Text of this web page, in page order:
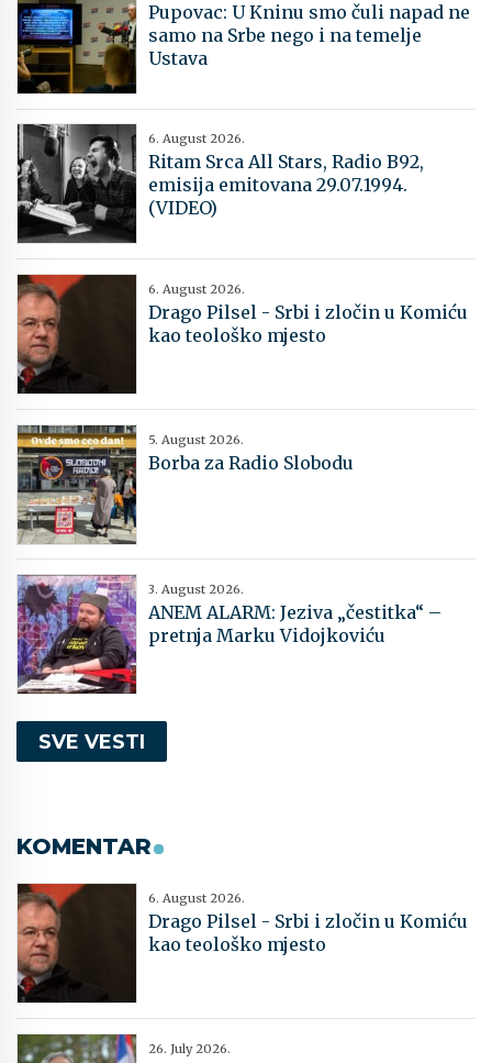
Pupovac: U Kninu smo čuli napad ne
samo na Srbe nego i na temelje
Ustava
6. August 2026.
Ritam Srca All Stars, Radio B92,
emisija emitovana 29.07.1994.
(VIDEO)
6. August 2026.
Drago Pilsel - Srbi i zločin u Komiću
kao teološko mjesto
5. August 2026.
Borba za Radio Slobodu
3. August 2026.
ANEM ALARM: Jeziva „čestitka“ –
pretnja Marku Vidojkoviću
SVE VESTI
KOMENTAR
6. August 2026.
Drago Pilsel - Srbi i zločin u Komiću
kao teološko mjesto
26. July 2026.